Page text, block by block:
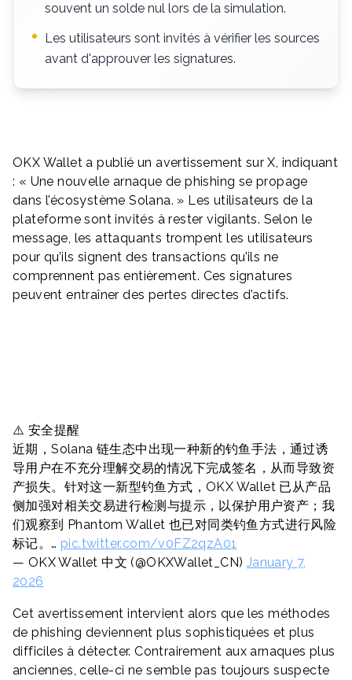
souvent un solde nul lors de la simulation.
Les utilisateurs sont invités à vérifier les sources
avant d'approuver les signatures.
OKX Wallet a publié un avertissement sur X, indiquant
: « Une nouvelle arnaque de phishing se propage
dans l’écosystème Solana. » Les utilisateurs de la
plateforme sont invités à rester vigilants. Selon le
message, les attaquants trompent les utilisateurs
pour qu’ils signent des transactions qu’ils ne
comprennent pas entièrement. Ces signatures
peuvent entraîner des pertes directes d’actifs.
⚠️ 安全提醒
近期，Solana 链生态中出现一种新的钓鱼手法，通过诱
导用户在不充分理解交易的情况下完成签名，从而导致资
产损失。针对这一新型钓鱼方式，OKX Wallet 已从产品
侧加强对相关交易进行检测与提示，以保护用户资产；我
们观察到 Phantom Wallet 也已对同类钓鱼方式进行风险
标记。… pic.twitter.com/v0FZ2qzA01
— OKX Wallet 中文 (@OKXWallet_CN) January 7,
2026
Cet avertissement intervient alors que les méthodes
de phishing deviennent plus sophistiquées et plus
difficiles à détecter. Contrairement aux arnaques plus
anciennes, celle-ci ne semble pas toujours suspecte